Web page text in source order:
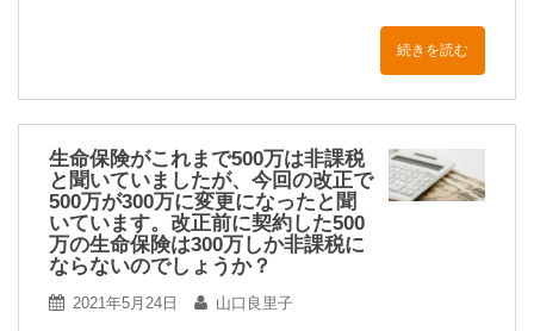
続きを読む
生命保険がこれまで500万は非課税
と聞いていましたが、今回の改正で
500万が300万に変更になったと聞
いています。改正前に契約した500
万の生命保険は300万しか非課税に
ならないのでしょうか？
2021年5月24日 山口良里子